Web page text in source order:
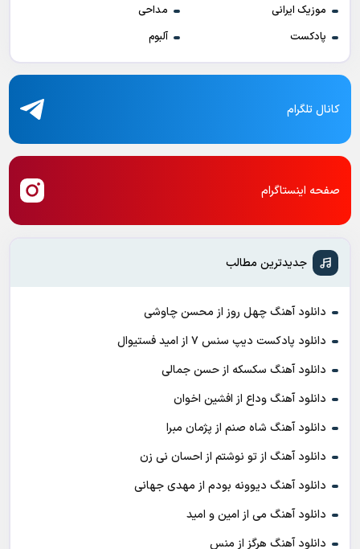
موزیک ایرانی
مداحی
پادکست
آلبوم
کانال تلگرام
صفحه اینستاگرام
جدیدترین مطالب
دانلود آهنگ چهل روز از محسن چاوشی
دانلود پادکست ديپ سنس ۷ از اميد فستيوال
دانلود آهنگ سکسکه از حسن جمالی
دانلود آهنگ وداع از افشين اخوان
دانلود آهنگ شاه صنم از پژمان مبرا
دانلود آهنگ از تو نوشتم از احسان نی زن
دانلود آهنگ دیوونه بودم از مهدی جهانی
دانلود آهنگ می از امین و امید
دانلود آهنگ هرگز از منس